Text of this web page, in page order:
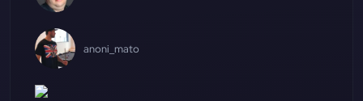
anoni_mato